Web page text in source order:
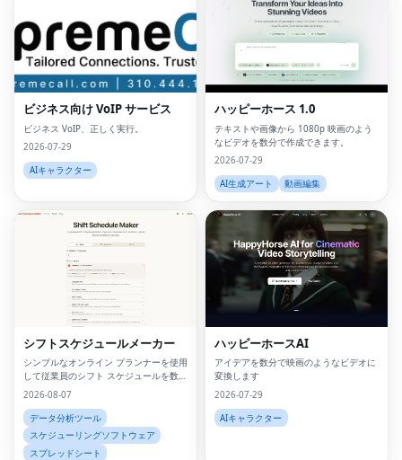
ビジネス向け VoIP サービス
ビジネス VoIP、正しく実行。
2026-07-29
AIキャラクター
ハッピーホース 1.0
テキストや画像から 1080p 映画のよう
なビデオを数分で作成できます。
2026-07-29
AI生成アート
動画編集
シフトスケジュールメーカー
シンプルなオンライン プランナーを使用
して従業員のシフト スケジュールを数分
で作成します
2026-08-07
データ分析ツール
スケジューリングソフトウェア
スプレッドシート
ハッピーホースAI
アイデアを数分で映画のようなビデオに
変換します
2026-07-29
AIキャラクター